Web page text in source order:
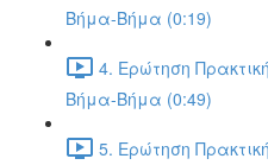
Βήμα-Βήμα (0:19)
4. Ερώτηση
Βήμα-Βήμα (0:49)
5. Ερώτηση